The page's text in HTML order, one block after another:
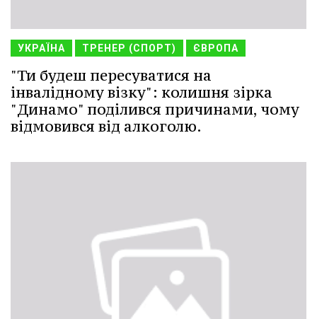
УКРАЇНА ТРЕНЕР (СПОРТ) ЄВРОПА
"Ти будеш пересуватися на
інвалідному візку": колишня зірка
"Динамо" поділився причинами, чому
відмовився від алкоголю.